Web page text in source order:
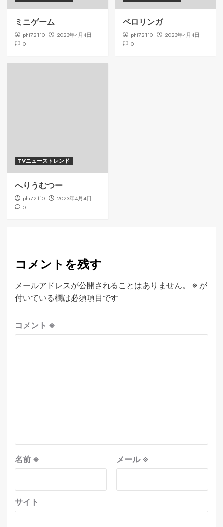
ミニゲーム
phi72110
2023年4月4日
0
ベロリンガ
phi72110
2023年4月4日
0
TVニューストレンド
へりうむつー
phi72110
2023年4月4日
0
コメントを残す
メールアドレスが公開されることはありません。 ※ が
付いている欄は必須項目です
コメント ※
名前 ※ メール※
サイト